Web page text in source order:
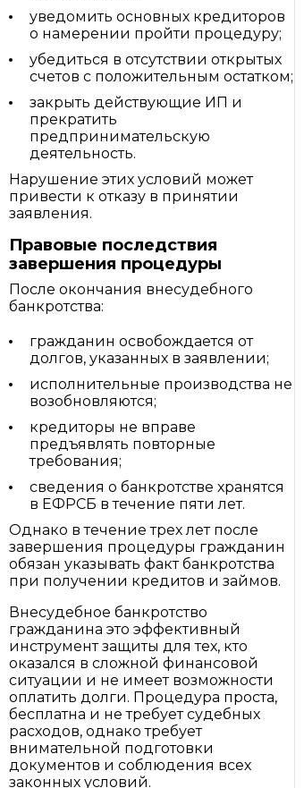
уведомить основных кредиторов
о намерении пройти процедуру;
убедиться в отсутствии открытых
счетов с положительным остатком;
закрыть действующие ИП и
прекратить
предпринимательскую
деятельность.
Нарушение этих условий может
привести к отказу в принятии
заявления.
Правовые последствия
завершения процедуры
После окончания внесудебного
банкротства:
гражданин освобождается от
долгов, указанных в заявлении;
исполнительные производства не
возобновляются;
кредиторы не вправе
предъявлять повторные
требования;
сведения о банкротстве хранятся
в ЕФРСБ в течение пяти лет.
Однако в течение трех лет после
завершения процедуры гражданин
обязан указывать факт банкротства
при получении кредитов и займов.
Внесудебное банкротство
гражданина это эффективный
инструмент защиты для тех, кто
оказался в сложной финансовой
ситуации и не имеет возможности
оплатить долги. Процедура проста,
бесплатна и не требует судебных
расходов, однако требует
внимательной подготовки
документов и соблюдения всех
законных условий.